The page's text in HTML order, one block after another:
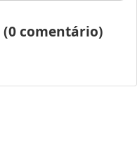
comentário)